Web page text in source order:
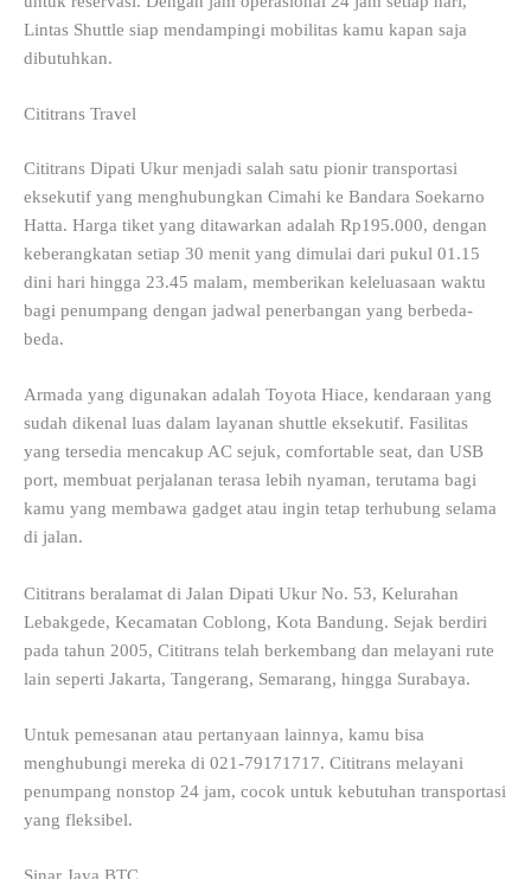
Lintas Shuttle siap mendampingi mobilitas kamu kapan saja
dibutuhkan.
Cititrans Travel
Cititrans Dipati Ukur menjadi salah satu pionir transportasi
eksekutif yang menghubungkan Cimahi ke Bandara Soekarno
Hatta. Harga tiket yang ditawarkan adalah Rp195.000, dengan
keberangkatan setiap 30 menit yang dimulai dari pukul 01.15
dini hari hingga 23.45 malam, memberikan keleluasaan waktu
bagi penumpang dengan jadwal penerbangan yang berbeda-
beda.
Armada yang digunakan adalah Toyota Hiace, kendaraan yang
sudah dikenal luas dalam layanan shuttle eksekutif. Fasilitas
yang tersedia mencakup AC sejuk, comfortable seat, dan USB
port, membuat perjalanan terasa lebih nyaman, terutama bagi
kamu yang membawa gadget atau ingin tetap terhubung selama
di jalan.
Cititrans beralamat di Jalan Dipati Ukur No. 53, Kelurahan
Lebakgede, Kecamatan Coblong, Kota Bandung. Sejak berdiri
pada tahun 2005, Cititrans telah berkembang dan melayani rute
lain seperti Jakarta, Tangerang, Semarang, hingga Surabaya.
Untuk pemesanan atau pertanyaan lainnya, kamu bisa
menghubungi mereka di 021-79171717. Cititrans melayani
penumpang nonstop 24 jam, cocok untuk kebutuhan transportasi
yang fleksibel.